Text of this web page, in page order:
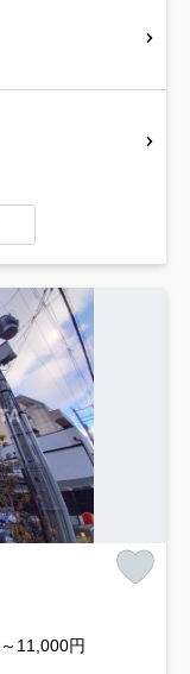
11,000円